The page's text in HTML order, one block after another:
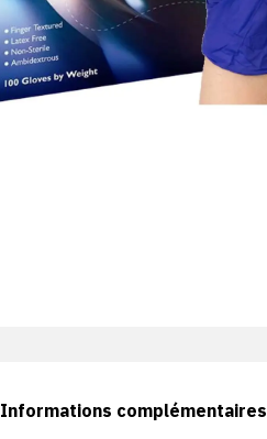
Informations complémentaires